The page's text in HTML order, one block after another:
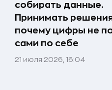
собирать данные.
Принимать
почему цифры не
сами по себе
21 июля 2026, 16:04